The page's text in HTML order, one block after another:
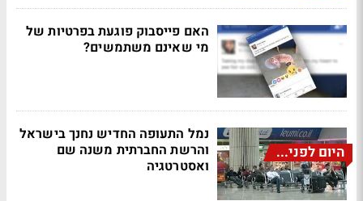
האם פייסבוק פוגעת בפרטיות של
מי שאינם משתמשים?
היום לפני...
נמל התעופה החדיש נחנך בישראל
והרשת החברתית משנה שם
ואסטרטגיה